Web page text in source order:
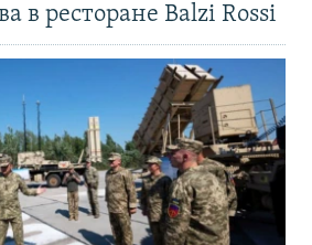
в ресторане Balzi Rossi